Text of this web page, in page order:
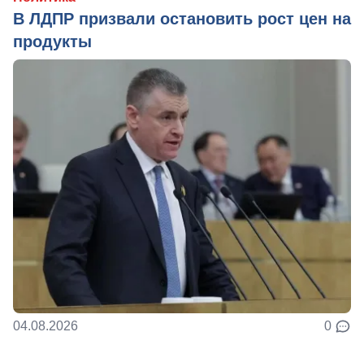
В ЛДПР призвали остановить рост цен на
продукты
04.08.2026 0